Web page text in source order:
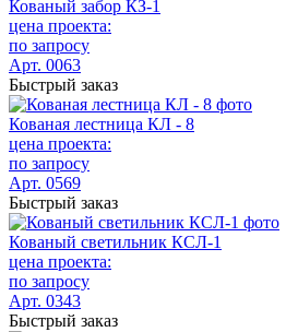
Кованый забор КЗ-1
цена проекта:
по запросу
Арт. 0063
Быстрый заказ
Кованая лестница КЛ - 8
цена проекта:
по запросу
Арт. 0569
Быстрый заказ
Кованый светильник КСЛ-1
цена проекта:
по запросу
Арт. 0343
Быстрый заказ